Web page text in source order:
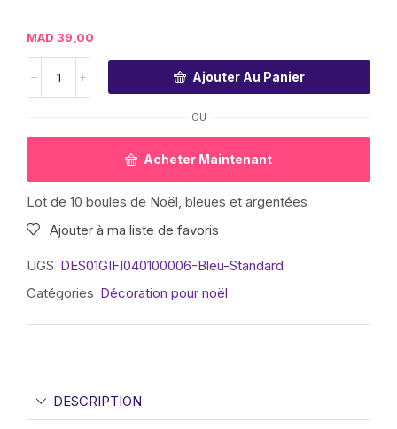
MAD 39,00
Ajouter Au Panier
OU
Acheter Maintenant
Lot de 10 boules de Noël, bleues et argentées
Ajouter à ma liste de favoris
UGS DES01GIFI040100006-Bleu-Standard
Catégories Décoration pour noël
DESCRIPTION